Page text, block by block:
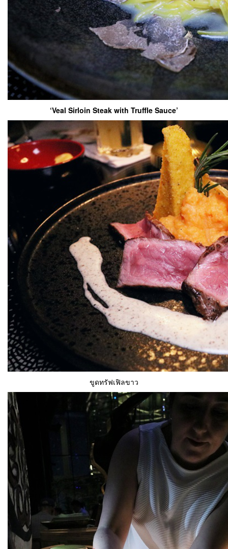
‘Veal Sirloin Steak with Truffle Sauce’
ขูดทรัฟเฟิลขาว